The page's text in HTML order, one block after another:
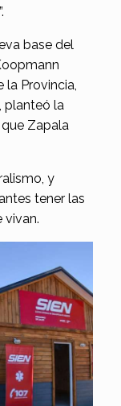
base del
Provincia,
planteó la
Zapala
y
tener las
vivan.